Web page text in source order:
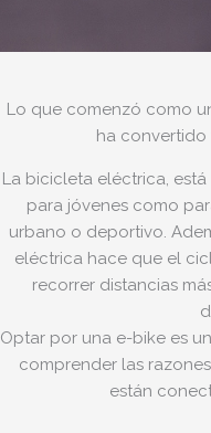
Lo que comenzó como
ha convertido
La bicicleta eléctrica,
para jóvenes como
urbano o deportivo.
eléctrica hace que el
recorrer distancias
Optar por una e-bike es
comprender las
están